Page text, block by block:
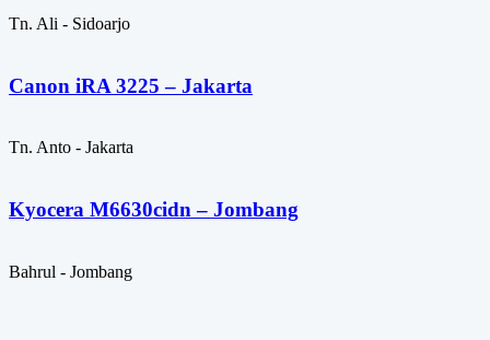
Tn. Ali - Sidoarjo
Canon iRA 3225 – Jakarta
Tn. Anto - Jakarta
Kyocera M6630cidn – Jombang
Bahrul - Jombang